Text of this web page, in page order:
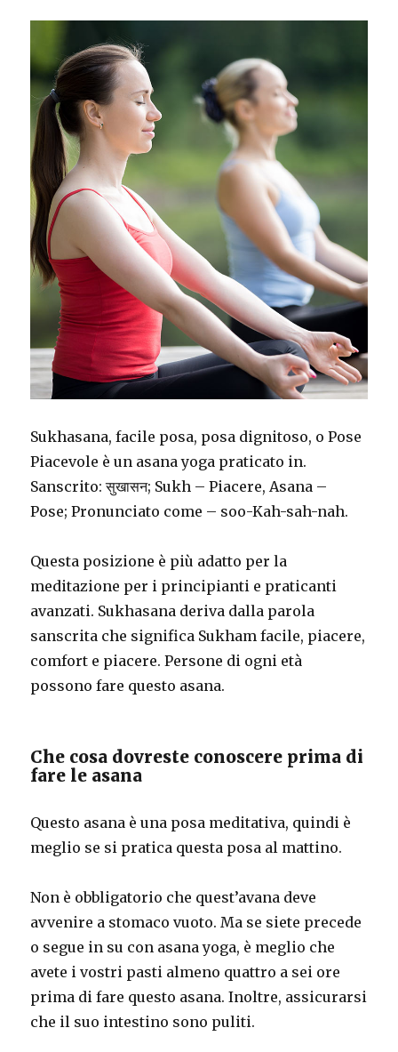
Sukhasana, facile posa, posa dignitoso, o Pose
Piacevole è un asana yoga praticato in.
Sanscrito: सुखासन; Sukh – Piacere, Asana –
Pose; Pronunciato come – soo-Kah-sah-nah.
Questa posizione è più adatto per la
meditazione per i principianti e praticanti
avanzati. Sukhasana deriva dalla parola
sanscrita che significa Sukham facile, piacere,
comfort e piacere. Persone di ogni età
possono fare questo asana.
Che cosa dovreste conoscere prima di
fare le asana
Questo asana è una posa meditativa, quindi è
meglio se si pratica questa posa al mattino.
Non è obbligatorio che quest’avana deve
avvenire a stomaco vuoto. Ma se siete precede
o segue in su con asana yoga, è meglio che
avete i vostri pasti almeno quattro a sei ore
prima di fare questo asana. Inoltre, assicurarsi
che il suo intestino sono puliti.